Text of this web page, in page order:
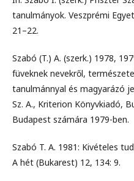
tanulmányok. Veszprémi
21–22.
Szabó (T.) A. (szerk.) 1978,
füveknek nevekről,
tanulmánnyal és magyarázó
Sz. A., Kriterion Könyvkiadó,
Budapest számára 1979-ben.
Szabó T. A. 1981: Kivételes
A hét (Bukarest) 12, 134: 9.